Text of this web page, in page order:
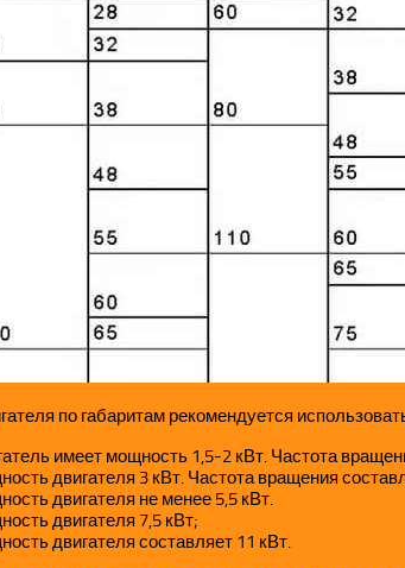
по габаритам рекомендуется
имеет мощность 1,5-2 кВт. Частота
двигателя 3 кВт. Частота вращения
двигателя не менее 5,5 кВт.
двигателя 7,5 кВт;
двигателя составляет 11 кВт.